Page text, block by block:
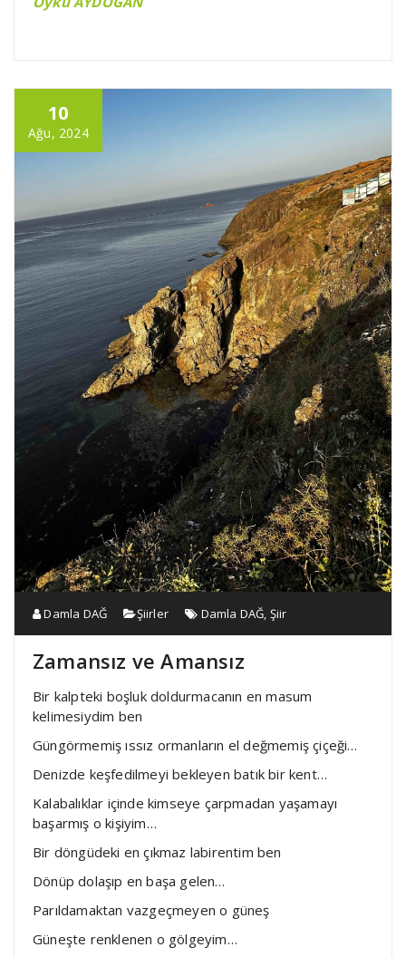
10
Ağu, 2024
Damla DAĞ Şiirler Damla DAĞ, Şiir
Zamansız ve Amansız
Bir kalpteki boşluk doldurmacanın en masum
kelimesiydim ben
Güngörmemiş ıssız ormanların el değmemiş çiçeği…
Denizde keşfedilmeyi bekleyen batık bir kent…
Kalabalıklar içinde kimseye çarpmadan yaşamayı
başarmış o kişiyim…
Bir döngüdeki en çıkmaz labirentim ben
Dönüp dolaşıp en başa gelen…
Parıldamaktan vazgeçmeyen o güneş
Güneşte renklenen o gölgeyim…